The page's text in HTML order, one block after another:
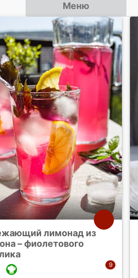
Меню
лимонад из
– фиолетового